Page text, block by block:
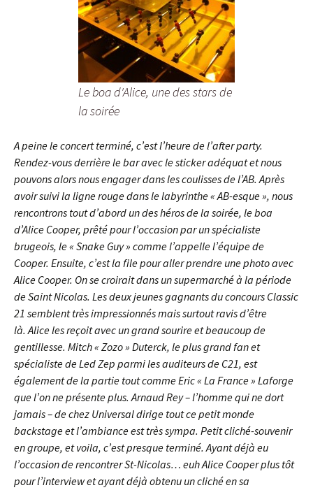
Le boa d'Alice, une des stars de
la soirée
A peine le concert terminé, c’est l’heure de l’after party.
Rendez-vous derrière le bar avec le sticker adéquat et nous
pouvons alors nous engager dans les coulisses de l’AB. Après
avoir suivi la ligne rouge dans le labyrinthe « AB-esque », nous
rencontrons tout d’abord un des héros de la soirée, le boa
d’Alice Cooper, prêté pour l’occasion par un spécialiste
brugeois, le « Snake Guy » comme l’appelle l’équipe de
Cooper. Ensuite, c’est la file pour aller prendre une photo avec
Alice Cooper. On se croirait dans un supermarché à la période
de Saint Nicolas. Les deux jeunes gagnants du concours Classic
21 semblent très impressionnés mais surtout ravis d’être
là. Alice les reçoit avec un grand sourire et beaucoup de
gentillesse. Mitch « Zozo » Duterck, le plus grand fan et
spécialiste de Led Zep parmi les auditeurs de C21, est
également de la partie tout comme Eric « La France » Laforge
que l’on ne présente plus. Arnaud Rey – l’homme qui ne dort
jamais – de chez Universal dirige tout ce petit monde
backstage et l’ambiance est très sympa. Petit cliché-souvenir
en groupe, et voila, c’est presque terminé. Ayant déjà eu
l’occasion de rencontrer St-Nicolas… euh Alice Cooper plus tôt
pour l’interview et ayant déjà obtenu un cliché en sa